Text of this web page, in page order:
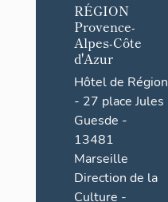
RÉGION
Provence-
Alpes-Côte
d'Azur
Hôtel de Région
- 27 place Jules
Guesde -
13481
Marseille
Direction de la
Culture -